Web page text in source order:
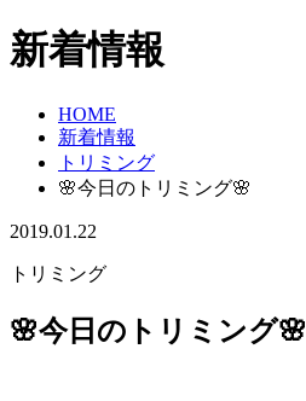
新着情報
HOME
新着情報
トリミング
🌸今日のトリミング🌸
2019.01.22
トリミング
🌸今日のトリミング🌸